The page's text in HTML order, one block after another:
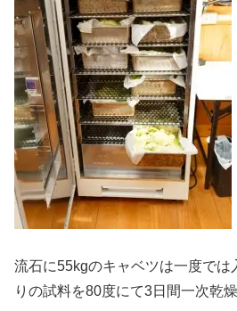
流石に55kgのキャベツは一度では
りの試料を80度にて3日間一次乾燥